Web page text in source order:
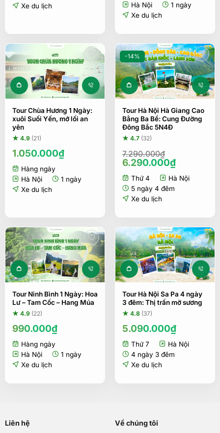
Xe du lịch
Hà Nội
1 ngày
Xe du lịch
Tour Chùa Hương 1 Ngày:
xuôi Suối Yến, mở lối an
yên
★ 4.9 (21)
1.050.000₫
Hàng ngày
Hà Nội
1 ngày
Xe du lịch
-14%
Tour Hà Nội Hà Giang Cao
Bằng Ba Bể: Cung Đường
Đông Bắc 5N4Đ
★ 4.7 (32)
7.290.000₫
Giá
là:
7.290.000₫.
6.290.000₫Giá
hiện
tại
Thứ 4
Hà Nội
5 ngày 4 đêm
Xe du lịch
Tour Ninh Bình 1 Ngày: Hoa
Lư – Tam Cốc – Hang Múa
★ 4.9 (22)
990.000₫
Hàng ngày
Hà Nội
1 ngày
Xe du lịch
Tour Hà Nội Sa Pa 4 ngày
3 đêm: Thị trấn mờ sương
★ 4.8 (37)
5.090.000₫
Thứ 7
Hà Nội
4 ngày 3 đêm
Xe du lịch
Liên hệ
Về chúng tôi